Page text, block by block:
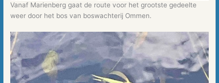
Vanaf Marienberg gaat de route voor het grootste gedeelte
weer door het bos van boswachterij Ommen.